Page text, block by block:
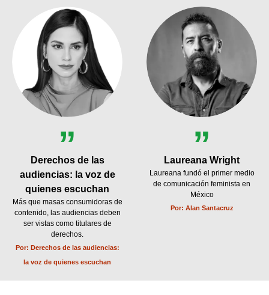
”
Derechos de las
audiencias: la voz de
quienes escuchan
Más que masas consumidoras de
contenido, las audiencias deben
ser vistas como titulares de
derechos.
Por: Derechos de las audiencias:
la voz de quienes escuchan
”
Laureana Wright
Laureana fundó el primer medio
de comunicación feminista en
México
Por: Alan Santacruz